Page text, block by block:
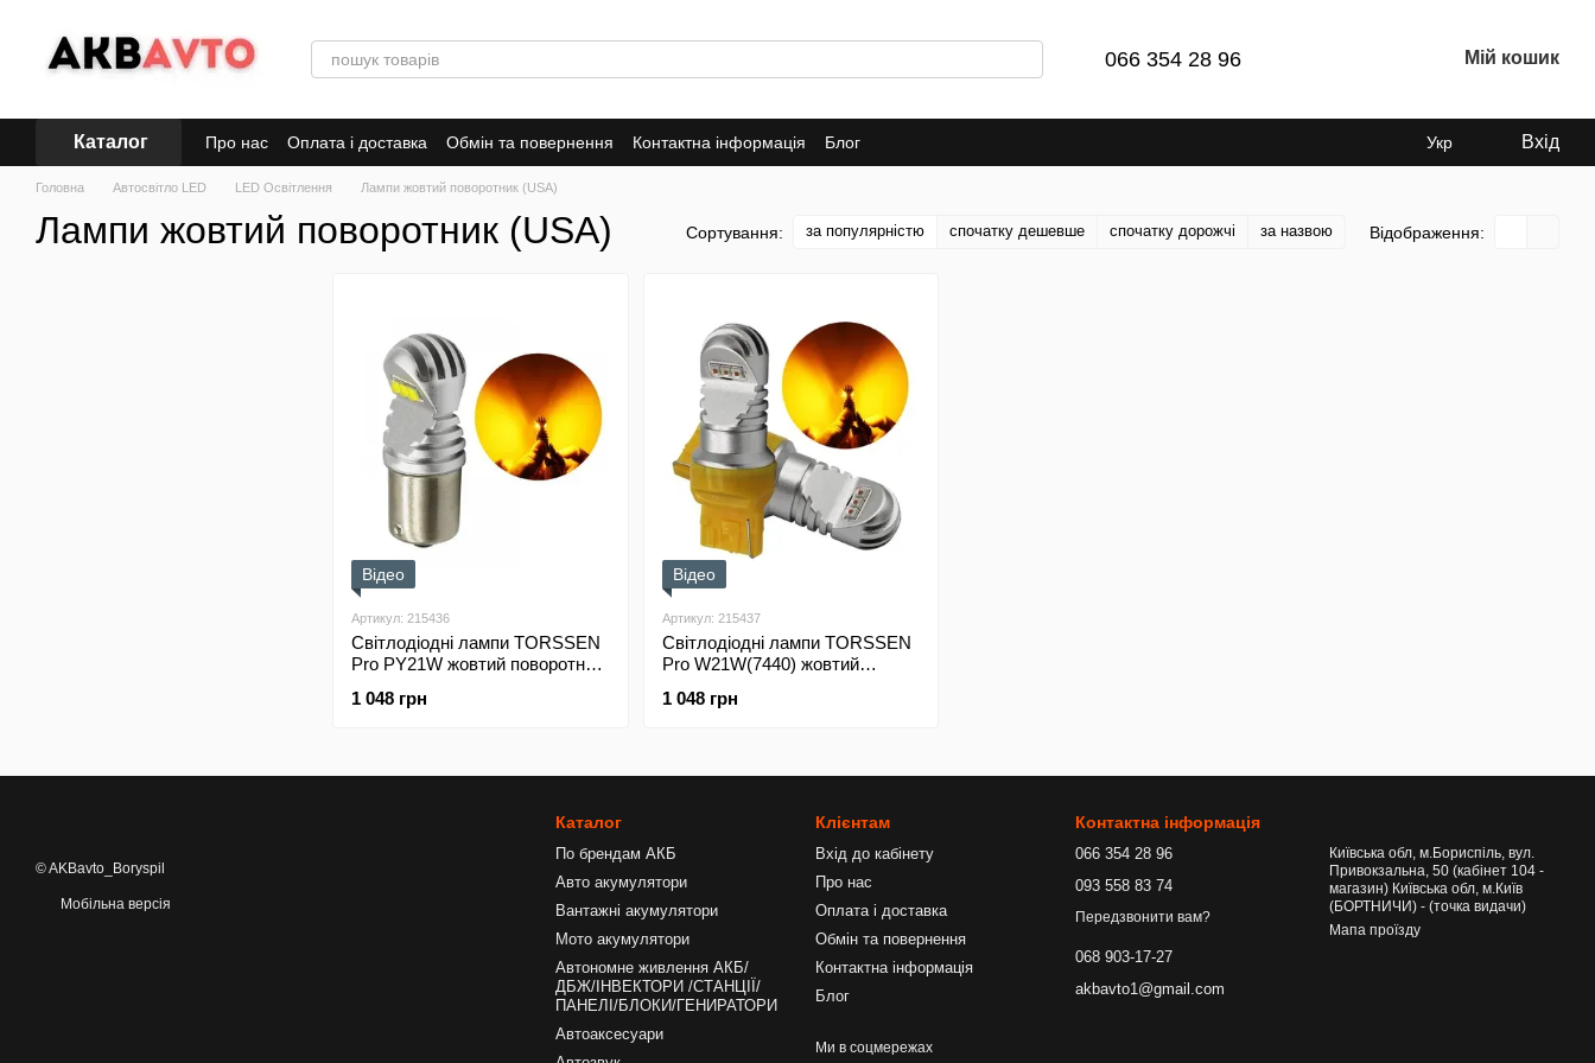
066 354 28 96 Мій кошик
Каталог Про нас Оплата і доставка Обмін та повернення Контактна інформація Блог Укр Вхід
Головна Автосвітло LED LED Освітлення Лампи жовтий поворотник (USA)
Лампи жовтий поворотник (USA) Сортування: за популярністю спочатку дешевше спочатку дорожчі за назвою Відображення:
Відео
Артикул: 215436
Світлодіодні лампи TORSSEN
Pro PY21W жовтий поворотник
1 048 грн
Відео
Артикул: 215437
Світлодіодні лампи TORSSEN
Pro W21W(7440) жовтий
2шт)
1 048 грн
© AKBavto_Boryspil
Мобільна версія
Каталог
По брендам АКБ
Авто акумулятори
Вантажні акумулятори
Мото акумулятори
Автономне живлення АКБ/
ДБЖ/ІНВЕКТОРИ /СТАНЦІЇ/
ПАНЕЛІ/БЛОКИ/ГЕНИРАТОРИ
Автоаксесуари
Клієнтам
Вхід до кабінету
Про нас
Оплата і доставка
Обмін та повернення
Контактна інформація
Блог
Ми в соцмережах
Контактна інформація
066 354 28 96
093 558 83 74
Передзвонити вам?
068 903-17-27
akbavto1@gmail.com
Київська обл, м.Бориспіль, вул.
Привокзальна, 50 (кабінет 104 -
магазин) Київська обл, м.Київ
(БОРТНИЧИ) - (точка видачи)
Мапа проїзду